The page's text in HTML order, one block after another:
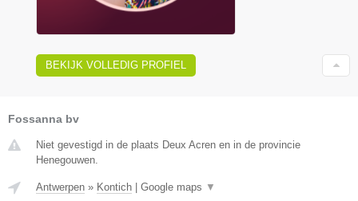
BEKIJK VOLLEDIG PROFIEL
Fossanna bv
Niet gevestigd in de plaats Deux Acren en in de provincie
Henegouwen.
Antwerpen » Kontich Google maps ▼